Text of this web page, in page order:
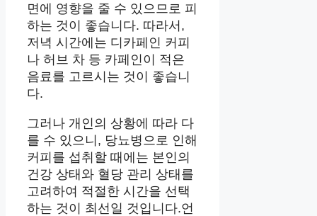
면에 영향을 줄 수 있으므로 피
하는 것이 좋습니다. 따라서,
저녁 시간에는 디카페인 커피
나 허브 차 등 카페인이 적은
음료를 고르시는 것이 좋습니
다.
그러나 개인의 상황에 따라 다
를 수 있으니, 당뇨병으로 인해
커피를 섭취할 때에는 본인의
건강 상태와 혈당 관리 상태를
고려하여 적절한 시간을 선택
하는 것이 최선일 것입니다.언